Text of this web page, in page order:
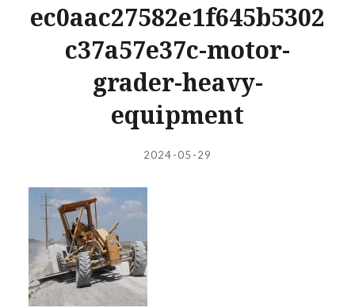
ec0aac27582e1f645b5302
c37a57e37c-motor-
grader-heavy-
equipment
投
者:
投
日:
2024-05-29